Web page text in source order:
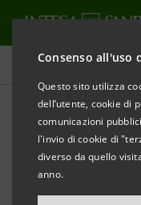
Consenso all'uso
Questo sito utilizza
dell’utente, cookie di
comunicazioni
l'invio di cookie di
diverso da quello
anno.
Comunicati stampa
STAMPA AGGIORNA
COMUNICATO
INTESA